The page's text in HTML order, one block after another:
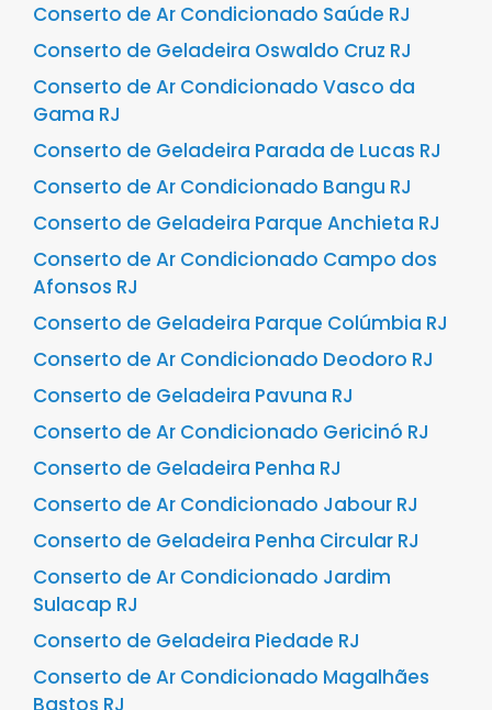
Conserto de Ar Condicionado Saúde RJ
Conserto de Geladeira Oswaldo Cruz RJ
Conserto de Ar Condicionado Vasco da
Gama RJ
Conserto de Geladeira Parada de Lucas RJ
Conserto de Ar Condicionado Bangu RJ
Conserto de Geladeira Parque Anchieta RJ
Conserto de Ar Condicionado Campo dos
Afonsos RJ
Conserto de Geladeira Parque Colúmbia RJ
Conserto de Ar Condicionado Deodoro RJ
Conserto de Geladeira Pavuna RJ
Conserto de Ar Condicionado Gericinó RJ
Conserto de Geladeira Penha RJ
Conserto de Ar Condicionado Jabour RJ
Conserto de Geladeira Penha Circular RJ
Conserto de Ar Condicionado Jardim
Sulacap RJ
Conserto de Geladeira Piedade RJ
Conserto de Ar Condicionado Magalhães
Bastos RJ